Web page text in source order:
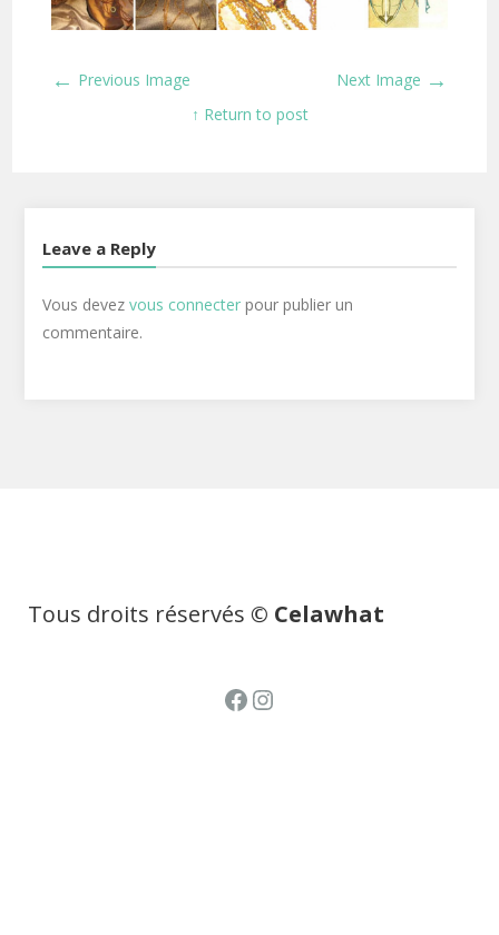
← Previous Image Next Image →
↑ Return to post
Leave a Reply
Vous devez vous connecterpour publier un
commentaire.
Tous droits réservés © Celawhat
Facebook
Instagram